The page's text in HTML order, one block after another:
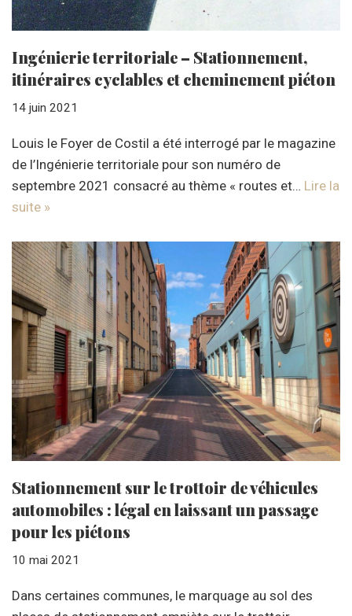
Ingénierie territoriale – Stationnement,
itinéraires cyclables et cheminement piéton
14 juin 2021
Louis le Foyer de Costil a été interrogé par le magazine
de l’Ingénierie territoriale pour son numéro de
septembre 2021 consacré au thème « routes et… Lire la
suite »
Stationnement sur le trottoir de véhicules
automobiles : légal en laissant un passage
pour les piétons
10 mai 2021
Dans certaines communes, le marquage au sol des